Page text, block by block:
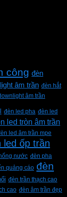
công đèn
âm trần đèn hắt
âm trần
đèn led pha đèn led
led tròn âm trần
led âm trần mpe
led ốp trần
nước đèn pha
quảng cáo đèn
đèn trần thạch cao
cao đèn âm trần đẹp